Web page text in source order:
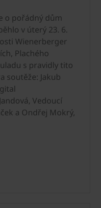
o pořádný dům
v úterý 23. 6.
Wienerberger
Plachého
s pravidly tito
soutěže: Jakub
Vedoucí
a Ondřej Mokrý,